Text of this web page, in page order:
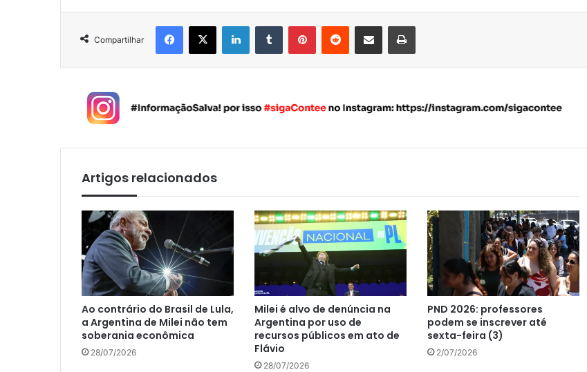
Compartilhar
Artigos relacionados
Ao contrário do Brasil de Lula,
a Argentina de Milei não tem
soberania econômica
28/07/2026
Milei é alvo de denúncia na
Argentina por uso de
recursos públicos em ato de
Flávio
28/07/2026
PND 2026: professores
podem se inscrever até
sexta-feira (3)
2/07/2026